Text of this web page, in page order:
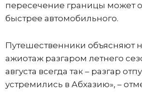
пересечение границы может
быстрее автомобильного.
Путешественники объясняют
ажиотаж разгаром летнего
августа всегда так – разгар
устремились в Абхазию», –